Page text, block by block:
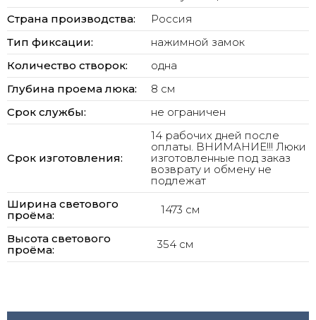
Страна производства:
Россия
Тип фиксации:
нажимной замок
Количество створок:
одна
Глубина проема люка:
8 см
Срок службы:
не ограничен
Срок изготовления:
14 рабочих дней после
оплаты. ВНИМАНИЕ!!! Люки
изготовленные под заказ
возврату и обмену не
подлежат
Ширина светового
проёма:
1473 см
Высота светового
проёма:
354 см